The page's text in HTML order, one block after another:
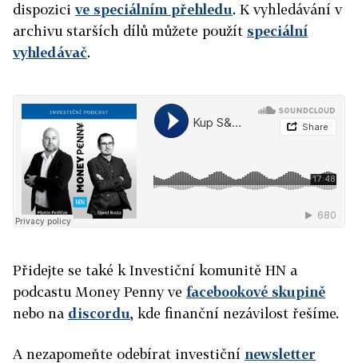
dispozicive speciálním přehledu. K vyhledávání v
archivu starších dílů můžete použít speciální
vyhledávač.
Přidejte se také k Investiční komunitě HN a
podcastu Money Penny ve facebookové skupině
nebo na discordu, kde finanční nezávilost řešíme.
A nezapomeňte odebírat investiční newsletter